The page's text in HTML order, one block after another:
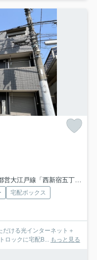
営大江戸線「西新宿五丁目」駅 徒歩15分
宅配ボックス
ける光インターネット＋
ロックに宅配B... もっと見る